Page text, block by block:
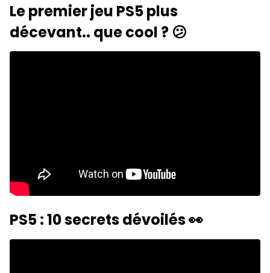
Le premier jeu PS5 plus
décevant.. que cool ? 😕
PS5 : 10 secrets dévoilés 👀